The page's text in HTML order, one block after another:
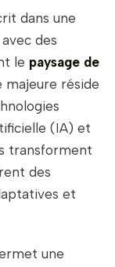
dans une
des
le paysage de
majeure réside
(IA) et
transforment
des
et
une